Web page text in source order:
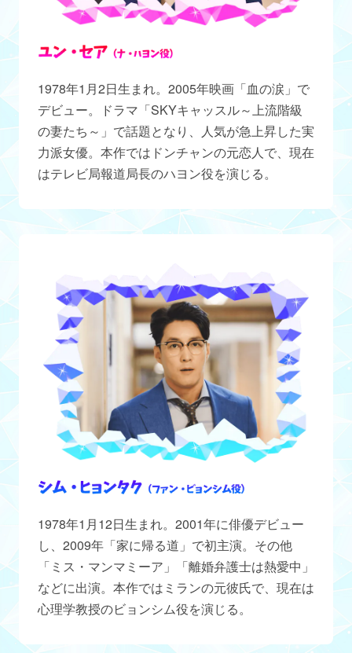
1978年1月2日生まれ。2005年映画「血の涙」で
デビュー。ドラマ「SKYキャッスル～上流階級
の妻たち～」で話題となり、人気が急上昇した実
力派女優。本作ではドンチャンの元恋人で、現在
はテレビ局報道局長のハヨン役を演じる。
1978年1月12日生まれ。2001年に俳優デビュー
し、2009年「家に帰る道」で初主演。その他
「ミス・マンマミーア」「離婚弁護士は熱愛中」
などに出演。本作ではミランの元彼氏で、現在は
心理学教授のビョンシム役を演じる。